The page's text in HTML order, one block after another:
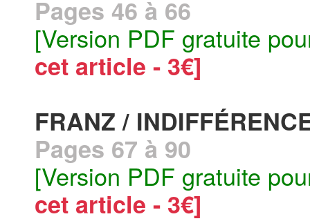
Pages 46 à 66
[Version PDF gratuite
cet article - 3€]
FRANZ /
Pages 67 à 90
[Version PDF gratuite
cet article - 3€]